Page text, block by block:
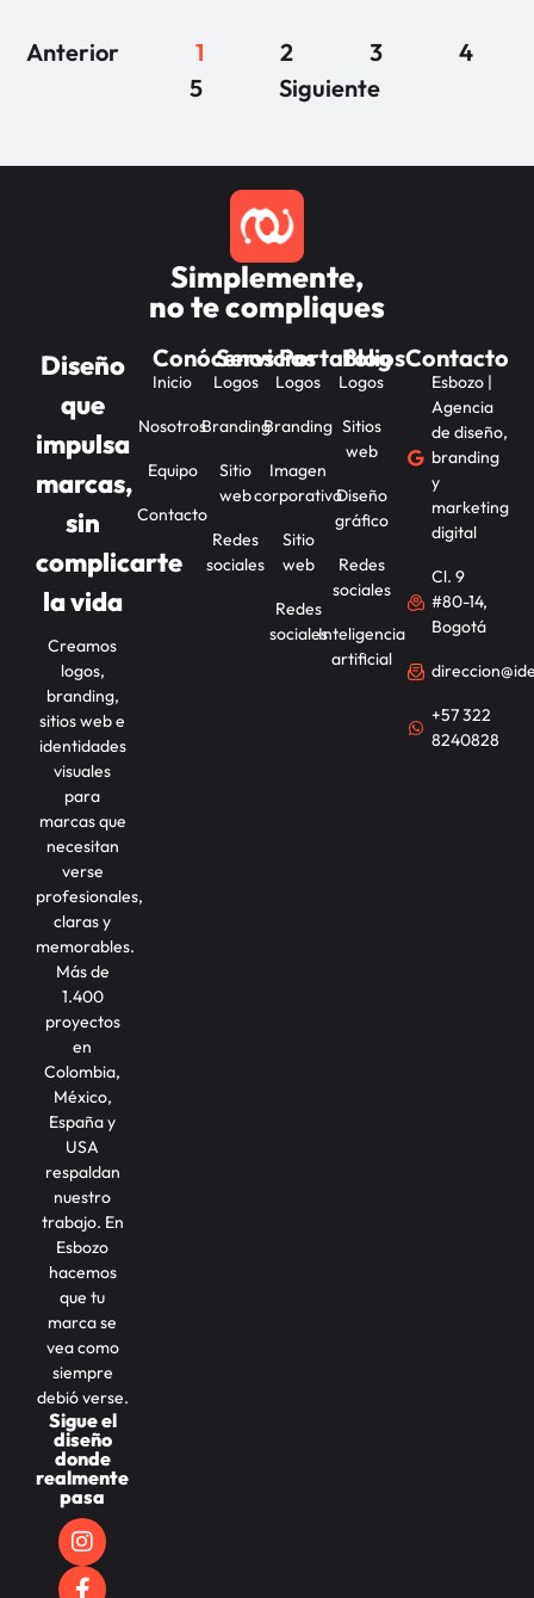
Anterior 1 2 3
4
5
Siguiente
Simplemente,
no te compliques
Diseño
que
impulsa
marcas,
sin
complicarte
la vida
Creamos
logos,
branding,
sitios web e
identidades
visuales
para
marcas que
necesitan
verse
profesionales,
claras y
memorables.
Más de
1.400
proyectos
en
Colombia,
México,
España y
USA
respaldan
nuestro
trabajo. En
Esbozo
hacemos
que tu
marca se
vea como
siempre
debió verse.
Sigue el
diseño
donde
realmente
pasa
Conócenos
Inicio
Nosotros
Equipo
Contacto
Servicios
Logos
Branding
Sitio
web
Redes
sociales
Portafolios
Logos
Branding
Imagen
corporativa
Sitio
web
Redes
sociales
Blog
Logos
Sitios
web
Diseño
gráfico
Redes
sociales
Inteligencia
artificial
Contacto
Esbozo |
Agencia
de diseño,
branding
y
marketing
digital
Cl. 9
#80-14,
Bogotá
+57 322
8240828